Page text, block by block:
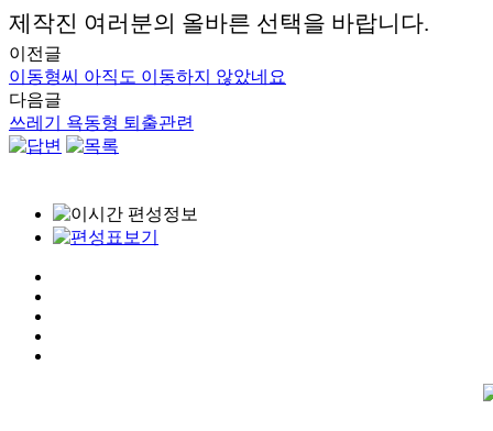
제작진 여러분의 올바른 선택을 바랍니다.
이전글
이동형씨 아직도 이동하지 않았네요
다음글
쓰레기 욕동형 퇴출관련